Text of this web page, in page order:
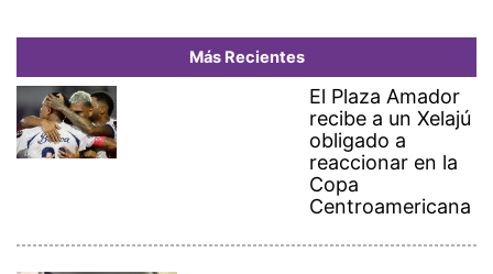
Más Recientes
El Plaza Amador
recibe a un Xelajú
obligado a
reaccionar en la
Copa
Centroamericana